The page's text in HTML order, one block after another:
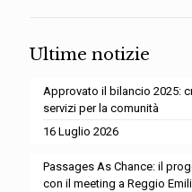
Ultime notizie
Approvato il bilancio 2025:
servizi per la comunità
16 Luglio 2026
Passages As Chance: il
con il meeting a Reggio